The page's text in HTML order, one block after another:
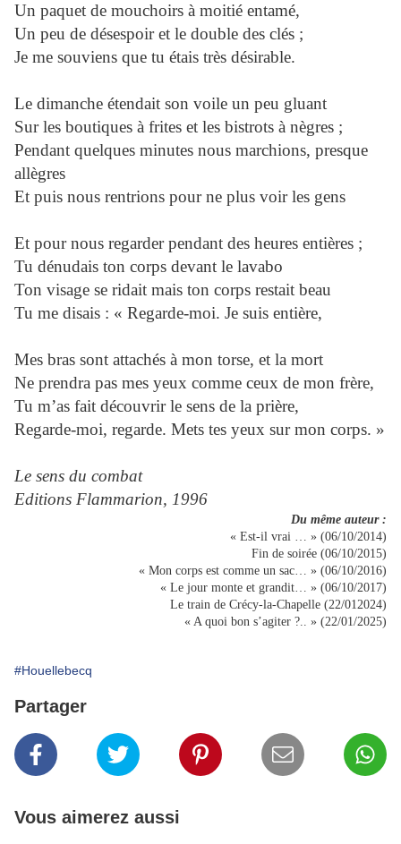
Un paquet de mouchoirs à moitié entamé,
Un peu de désespoir et le double des clés ;
Je me souviens que tu étais très désirable.
Le dimanche étendait son voile un peu gluant
Sur les boutiques à frites et les bistrots à nègres ;
Pendant quelques minutes nous marchions, presque
allègres
Et puis nous rentrions pour ne plus voir les gens
Et pour nous regarder pendant des heures entières ;
Tu dénudais ton corps devant le lavabo
Ton visage se ridait mais ton corps restait beau
Tu me disais : « Regarde-moi. Je suis entière,
Mes bras sont attachés à mon torse, et la mort
Ne prendra pas mes yeux comme ceux de mon frère,
Tu m’as fait découvrir le sens de la prière,
Regarde-moi, regarde. Mets tes yeux sur mon corps. »
Le sens du combat
Editions Flammarion, 1996
Du même auteur :
« Est-il vrai … » (06/10/2014)
Fin de soirée (06/10/2015)
« Mon corps est comme un sac… » (06/10/2016)
« Le jour monte et grandit… » (06/10/2017)
Le train de Crécy-la-Chapelle (22/012024)
« A quoi bon s’agiter ?.. » (22/01/2025)
#Houellebecq
Partager
Vous aimerez aussi